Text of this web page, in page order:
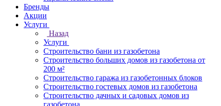
Бренды
Акции
Услуги
Назад
Услуги
Строительство бани из газобетона
Строительство больших домов из газобетона от
200 м²
Строительство гаража из газобетонных блоков
Строительство гостевых домов из газобетона
Строительство дачных и садовых домов из
газобетона